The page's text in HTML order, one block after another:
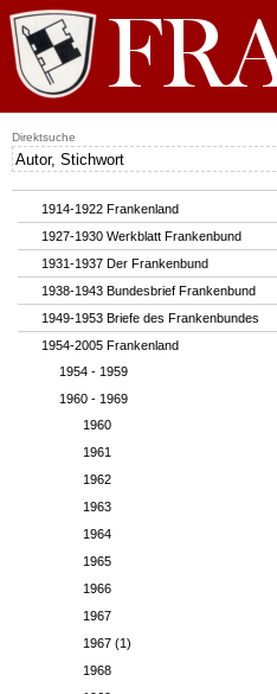
1914-1922 Frankenland
1927-1930 Werkblatt Frankenbund
1931-1937 Der Frankenbund
1938-1943 Bundesbrief Frankenbund
1949-1953 Briefe des Frankenbundes
1954-2005 Frankenland
1954 - 1959
1960 - 1969
1960
1961
1962
1963
1964
1965
1966
1967
1967 (1)
1968
Direktsuche